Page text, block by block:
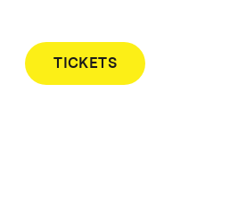
TICKETS